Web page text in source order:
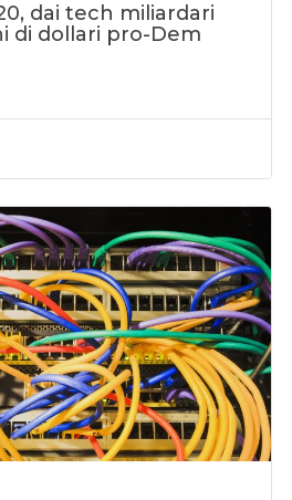
dai tech miliardari
di dollari pro-Dem